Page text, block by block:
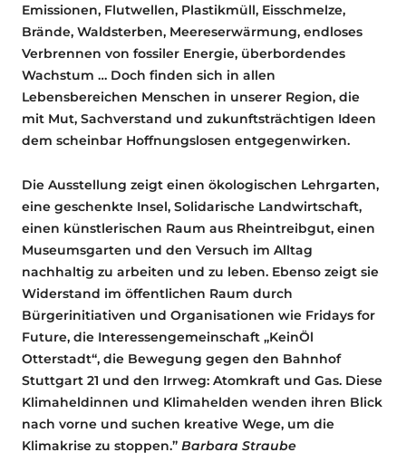
Emissionen, Flutwellen, Plastikmüll, Eisschmelze,
Brände, Waldsterben, Meereserwärmung, endloses
Verbrennen von fossiler Energie, überbordendes
Wachstum … Doch finden sich in allen
Lebensbereichen Menschen in unserer Region, die
mit Mut, Sachverstand und zukunftsträchtigen Ideen
dem scheinbar Hoffnungslosen entgegenwirken.
Die Ausstellung zeigt einen ökologischen Lehrgarten,
eine geschenkte Insel, Solidarische Landwirtschaft,
einen künstlerischen Raum aus Rheintreibgut, einen
Museumsgarten und den Versuch im Alltag
nachhaltig zu arbeiten und zu leben. Ebenso zeigt sie
Widerstand im öffentlichen Raum durch
Bürgerinitiativen und Organisationen wie Fridays for
Future, die Interessengemeinschaft „KeinÖl
Otterstadt“, die Bewegung gegen den Bahnhof
Stuttgart 21 und den Irrweg: Atomkraft und Gas. Diese
Klimaheldinnen und Klimahelden wenden ihren Blick
nach vorne und suchen kreative Wege, um die
Klimakrise zu stoppen.” Barbara Straube